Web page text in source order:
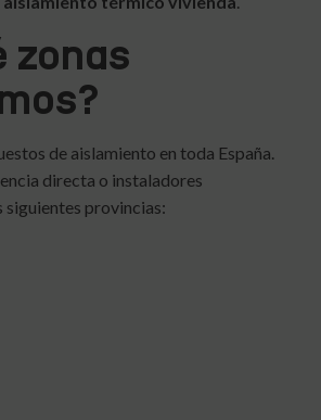
zonas
de aislamiento en toda España.
directa o instaladores
siguientes provincias: